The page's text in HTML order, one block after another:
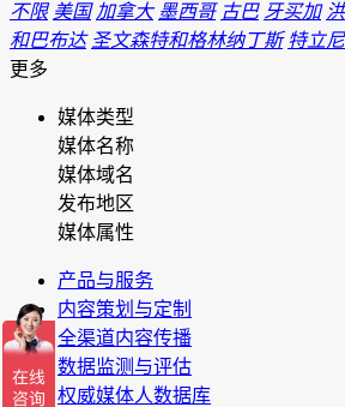
不限 美国 加拿大 墨西哥 古巴 牙买加
和巴布达 圣文森特和格林纳丁斯 特立
更多
媒体类型
媒体名称
媒体域名
发布地区
媒体属性
产品与服务
内容策划与定制
全渠道内容传播
数据监测与评估
权威媒体人数据库